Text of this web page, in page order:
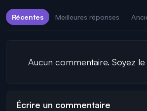
Récentes Meilleures réponses
Aucun commentaire. Soyez
Écrire un commentaire